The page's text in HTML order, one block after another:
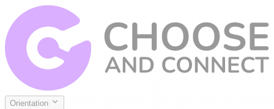
Orientation